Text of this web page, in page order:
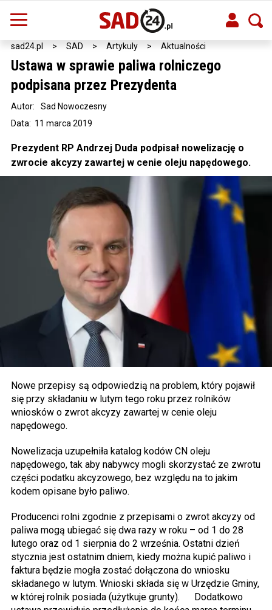
sad24.pl > SAD > Artykuly > Aktualności
Ustawa w sprawie paliwa rolniczego
podpisana przez Prezydenta
Data: 11 marca 2019
Autor: Sad Nowoczesny
Prezydent RP Andrzej Duda podpisał nowelizację o
zwrocie akcyzy zawartej w cenie oleju napędowego.
Nowe przepisy są odpowiedzią na problem, który pojawił
się przy składaniu w lutym tego roku przez rolników
wniosków o zwrot akcyzy zawartej w cenie oleju
napędowego.
Nowelizacja uzupełniła katalog kodów CN oleju
napędowego, tak aby nabywcy mogli skorzystać ze zwrotu
części podatku akcyzowego, bez względu na to jakim
kodem opisane było paliwo.
Producenci rolni zgodnie z przepisami o zwrot akcyzy od
paliwa mogą ubiegać się dwa razy w roku – od 1 do 28
lutego oraz od 1 sierpnia do 2 września. Ostatni dzień
stycznia jest ostatnim dniem, kiedy można kupić paliwo i
faktura będzie mogła zostać dołączona do wniosku
składanego w lutym. Wnioski składa się w Urzędzie Gminy,
w której rolnik posiada (użytkuje grunty). Dodatkowo